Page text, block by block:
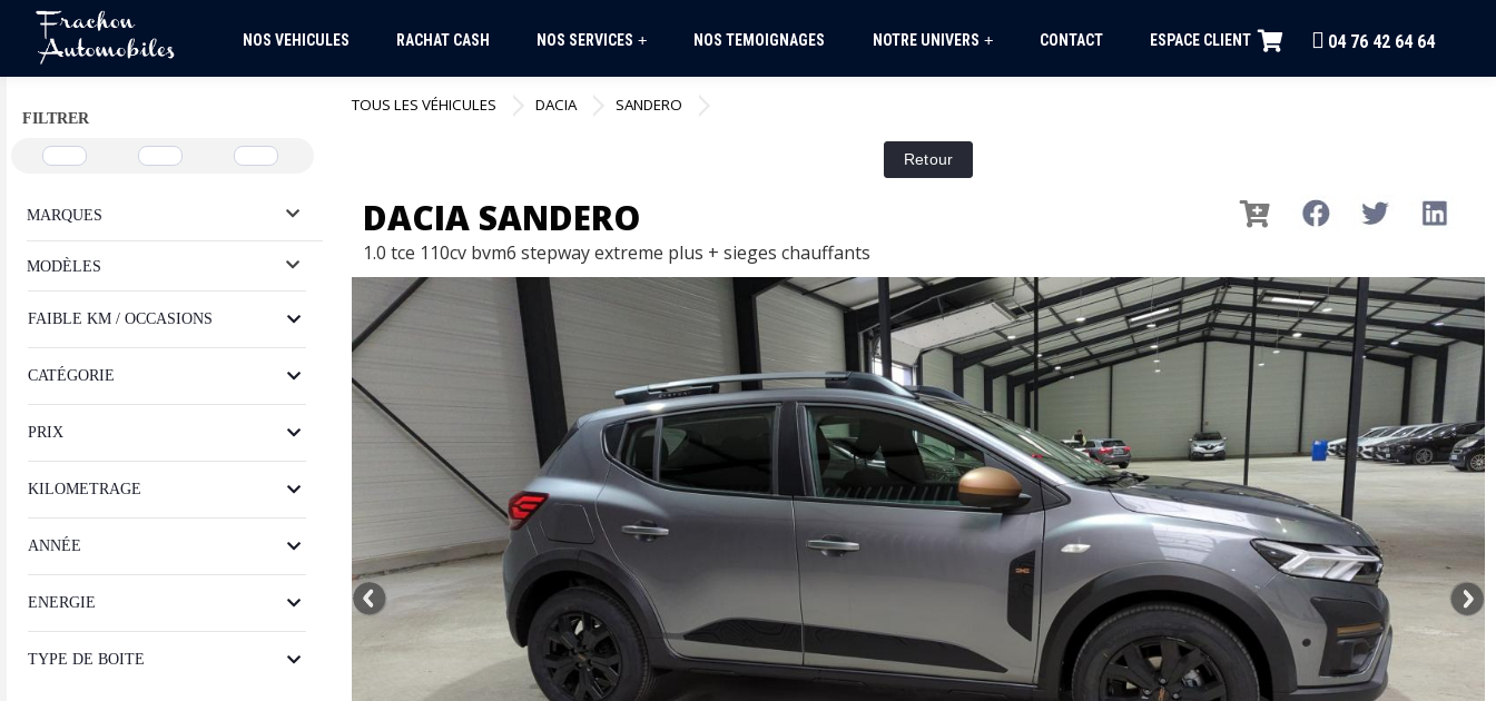
NOS VEHICULES RACHAT CASH +
NOS SERVICES NOS TEMOIGNAGES +
NOTRE UNIVERS CONTACT ESPACE CLIENT 04 76 42 64 64
FILTRER
MARQUES
MODÈLES
FAIBLE KM / OCCASIONS
CATÉGORIE
PRIX
KILOMETRAGE
ANNÉE
ENERGIE
TYPE DE BOITE
TOUS LES VÉHICULES DACIA SANDERO
DACIA SANDERO
1.0 tce 110cv bvm6 stepway extreme plus + sieges chauffants